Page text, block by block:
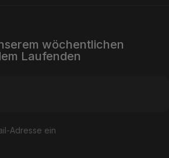
wöchentlichen
Laufenden
Adresse ein